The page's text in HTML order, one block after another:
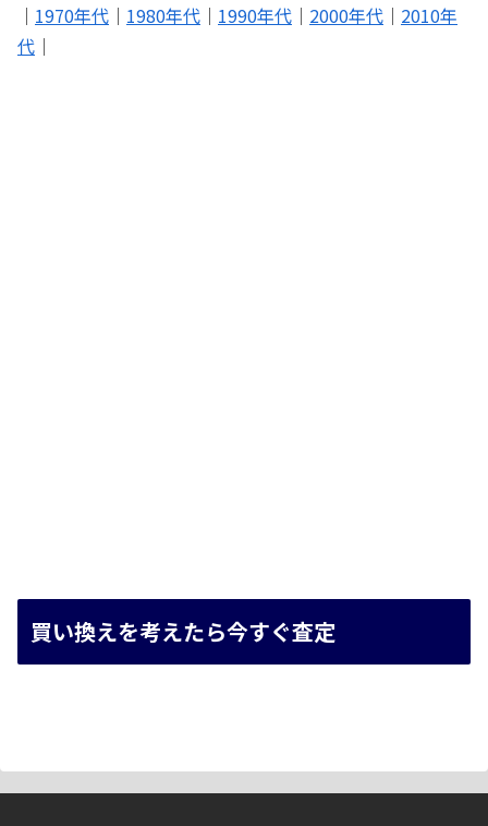
｜ 1970年代 ｜ 1980年代 ｜ 1990年代 ｜ 2000年代 ｜ 2010年
代 ｜
買い換えを考えたら今すぐ査定